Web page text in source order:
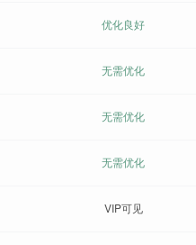
优化良好
无需优化
无需优化
无需优化
VIP可见